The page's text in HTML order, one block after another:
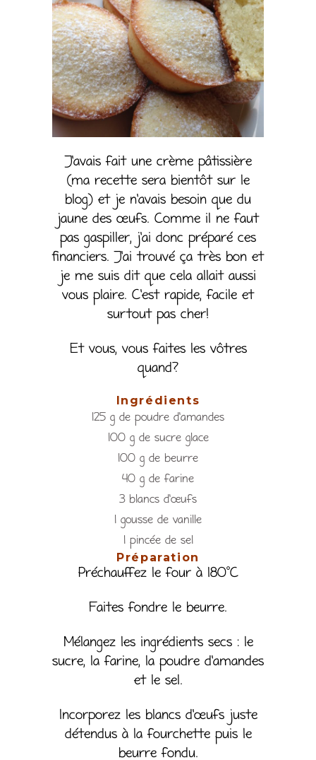
J’avais fait une crème pâtissière
(ma recette sera bientôt sur le
blog) et je n’avais besoin que du
jaune des œufs. Comme il ne faut
pas gaspiller, j’ai donc préparé ces
financiers. J’ai trouvé ça très bon et
je me suis dit que cela allait aussi
vous plaire. C’est rapide, facile et
surtout pas cher!
Et vous, vous faites les vôtres
quand?
Ingrédients
125 g de poudre d’amandes
100 g de sucre glace
100 g de beurre
40 g de farine
3 blancs d’œufs
1 gousse de vanille
1 pincée de sel
Préparation
Préchauffez le four à 180°C
Faites fondre le beurre.
Mélangez les ingrédients secs : le
sucre, la farine, la poudre d’amandes
et le sel.
Incorporez les blancs d’œufs juste
détendus à la fourchette puis le
beurre fondu.